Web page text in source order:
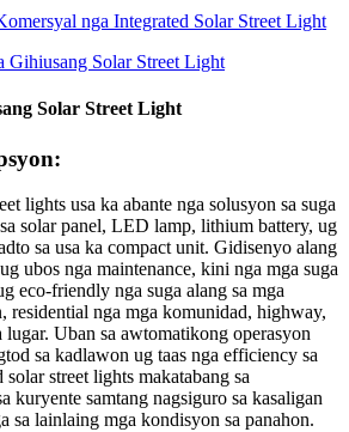
Solar Street Light
lights usa ka abante nga solusyon sa suga
solar panel, LED lamp, lithium battery, ug
sa usa ka compact unit. Gidisenyo alang
ubos nga maintenance, kini nga mga suga
eco-friendly nga suga alang sa mga
residential nga mga komunidad, highway,
Uban sa awtomatikong operasyon
sa kadlawon ug taas nga efficiency sa
street lights makatabang sa
kuryente samtang nagsiguro sa kasaligan
sa lainlaing mga kondisyon sa panahon.